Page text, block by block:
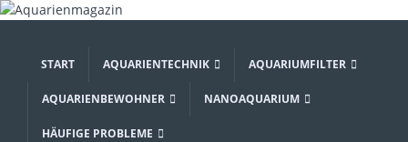
START AQUARIENTECHNIK AQUARIUMFILTER
AQUARIENBEWOHNER NANOAQUARIUM
HÄUFIGE PROBLEME